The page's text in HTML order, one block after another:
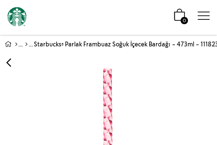
0
Starbucks® Parlak Frambuaz Soğuk İçecek Bardağı - 473ml -